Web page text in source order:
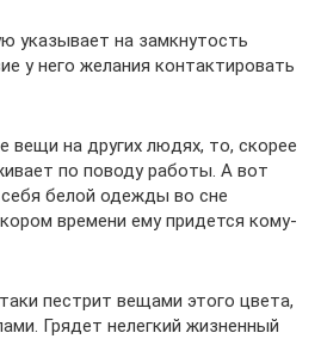
указывает на замкнутость
у него желания контактировать
вещи на других людях, то, скорее
по поводу работы. А вот
белой одежды во сне
времени ему придется кому-
пестрит вещами этого цвета,
Грядет нелегкий жизненный